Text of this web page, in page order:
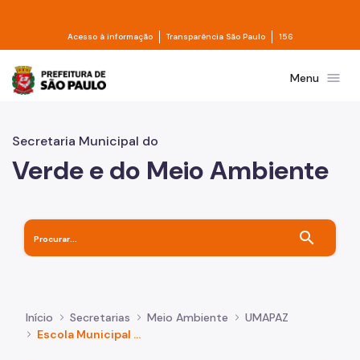
Acesso à informação Divisor de acesso à informação
Transparência São Paulo Divisor de
156
Prefeitura de São PauloMenu menu
Secretaria Municipal do
Verde e do Meio Ambiente
search
Início Secretarias Meio Ambiente
UMAPAZ
Escola Municipal de Jardinagem